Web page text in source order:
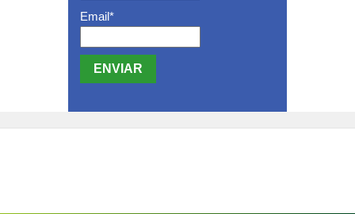
Email*